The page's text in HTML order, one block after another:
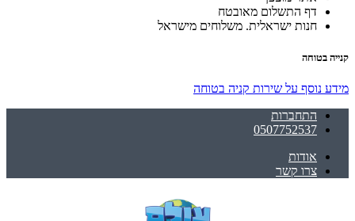
דף התשלום מאובטח
חנות ישראלית. משלוחים מישראל
קנייה בטוחה
מידע נוסף על שירות קניה בטוחה
התחברות
0507752537
אודות
צרו קשר